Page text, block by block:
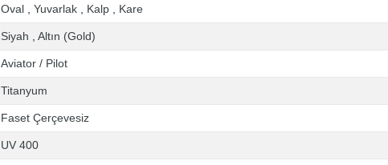
Oval Yuvarlak Kalp Kare
Siyah Altın (Gold)
Aviator / Pilot
Titanyum
Faset Çerçevesiz
UV 400